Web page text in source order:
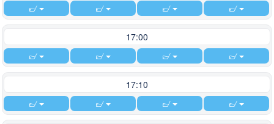
17:00
17:10